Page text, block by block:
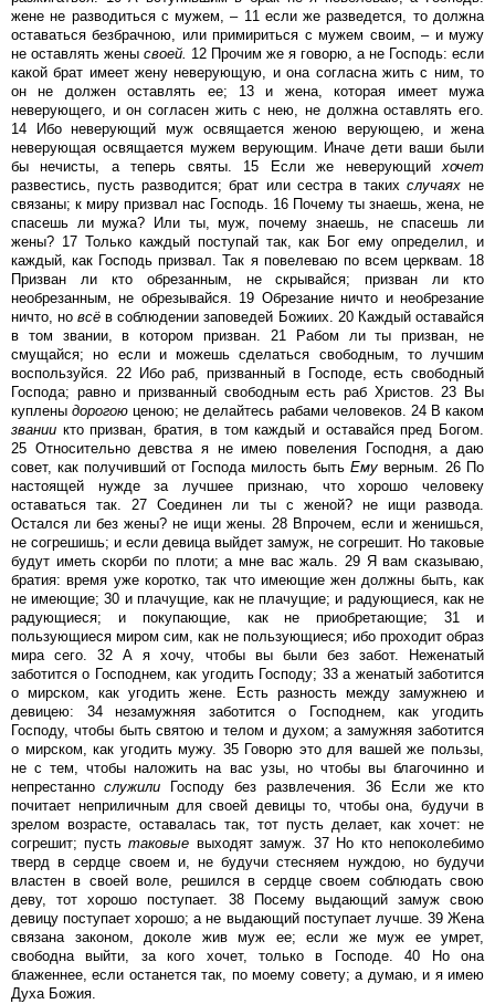
жене не разводиться с мужем, – 11 если же разведется, то должна
оставаться безбрачною, или примириться с мужем своим, – и мужу
не оставлять жены своей. 12 Прочим же я говорю, а не Господь: если
какой брат имеет жену неверующую, и она согласна жить с ним, то
он не должен оставлять ее; 13 и жена, которая имеет мужа
неверующего, и он согласен жить с нею, не должна оставлять его.
14 Ибо неверующий муж освящается женою верующею, и жена
неверующая освящается мужем верующим. Иначе дети ваши были
бы нечисты, а теперь святы. 15 Если же неверующийхочет
развестись, пусть разводится; брат или сестра в таких случаях не
связаны; к миру призвал нас Господь. 16 Почему ты знаешь, жена, не
спасешь ли мужа? Или ты, муж, почему знаешь, не спасешь ли
жены? 17 Только каждый поступай так, как Бог ему определил, и
каждый, как Господь призвал. Так я повелеваю по всем церквам. 18
Призван ли кто обрезанным, не скрывайся; призван ли кто
необрезанным, не обрезывайся. 19 Обрезание ничто и необрезание
ничто, но всё в соблюдении заповедей Божиих. 20 Каждый оставайся
в том звании, в котором призван. 21 Рабом ли ты призван, не
смущайся; но если и можешь сделаться свободным, то лучшим
воспользуйся. 22 Ибо раб, призванный в Господе, есть свободный
Господа; равно и призванный свободным есть раб Христов. 23 Вы
куплены дорогою ценою; не делайтесь рабами человеков. 24 В каком
звании кто призван, братия, в том каждый и оставайся пред Богом.
25 Относительно девства я не имею повеления Господня, а даю
совет, как получивший от Господа милость быть Ему верным. 26 По
настоящей нужде за лучшее признаю, что хорошо человеку
оставаться так. 27 Соединен ли ты с женой? не ищи развода.
Остался ли без жены? не ищи жены. 28 Впрочем, если и женишься,
не согрешишь; и если девица выйдет замуж, не согрешит. Но таковые
будут иметь скорби по плоти; а мне вас жаль. 29 Я вам сказываю,
братия: время уже коротко, так что имеющие жен должны быть, как
не имеющие; 30 и плачущие, как не плачущие; и радующиеся, как не
радующиеся; и покупающие, как не приобретающие; 31 и
пользующиеся миром сим, как не пользующиеся; ибо проходит образ
мира сего. 32 А я хочу, чтобы вы были без забот. Неженатый
заботится о Господнем, как угодить Господу; 33 а женатый заботится
о мирском, как угодить жене. Есть разность между замужнею и
девицею: 34 незамужняя заботится о Господнем, как угодить
Господу, чтобы быть святою и телом и духом; а замужняя заботится
о мирском, как угодить мужу. 35 Говорю это для вашей же пользы,
не с тем, чтобы наложить на вас узы, но чтобы вы благочинно и
непрестанно служили Господу без развлечения. 36 Если же кто
почитает неприличным для своей девицы то, чтобы она, будучи в
зрелом возрасте, оставалась так, тот пусть делает, как хочет: не
согрешит; пусть таковые выходят замуж. 37 Но кто непоколебимо
тверд в сердце своем и, не будучи стесняем нуждою, но будучи
властен в своей воле, решился в сердце своем соблюдать свою
деву, тот хорошо поступает. 38 Посему выдающий замуж свою
девицу поступает хорошо; а не выдающий поступает лучше. 39 Жена
связана законом, доколе жив муж ее; если же муж ее умрет,
свободна выйти, за кого хочет, только в Господе. 40 Но она
блаженнее, если останется так, по моему совету; а думаю, и я имею
Духа Божия.